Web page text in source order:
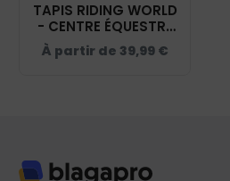
TAPIS RIDING WORLD
- CENTRE ÉQUESTRE
DE CHALAIN - NAVY -
20453
À partir de 39,99 €